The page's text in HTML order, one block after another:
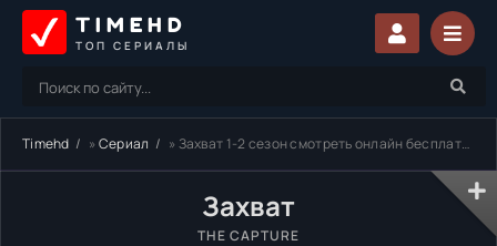
TIMEHD
ТОП СЕРИАЛЫ
Timehd »Сериал » Захват 1-2 сезон смотреть онлайн бесплатно
Захват
THE CAPTURE